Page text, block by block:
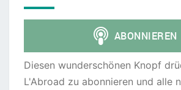
Diesen wunderschönen Knopf
L'Abroad zu abonnieren und alle